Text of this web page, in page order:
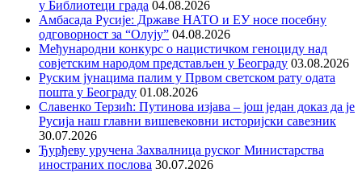
у Библиотеци града 04.08.2026
Амбасада Русије: Државе НАТО и ЕУ носе посебну
одговорност за “Олују” 04.08.2026
Међународни конкурс о нацистичком геноциду над
совјетским народом представљен у Београду 03.08.2026
Руским јунацима палим у Првом светском рату одата
пошта у Београду 01.08.2026
Славенко Терзић: Путинова изјава – још један доказ да је
Русија наш главни вишевековни историјски савезник
30.07.2026
Ђурђеву уручена Захвалница руског Министарства
иностраних послова 30.07.2026